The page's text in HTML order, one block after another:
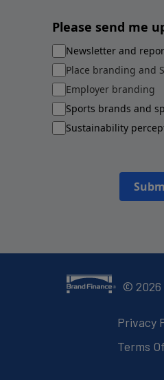
Please send me
Newsletter and
Place branding and
Employer branding
Sports brands and
Sustainability
© 2026
Privacy
Terms